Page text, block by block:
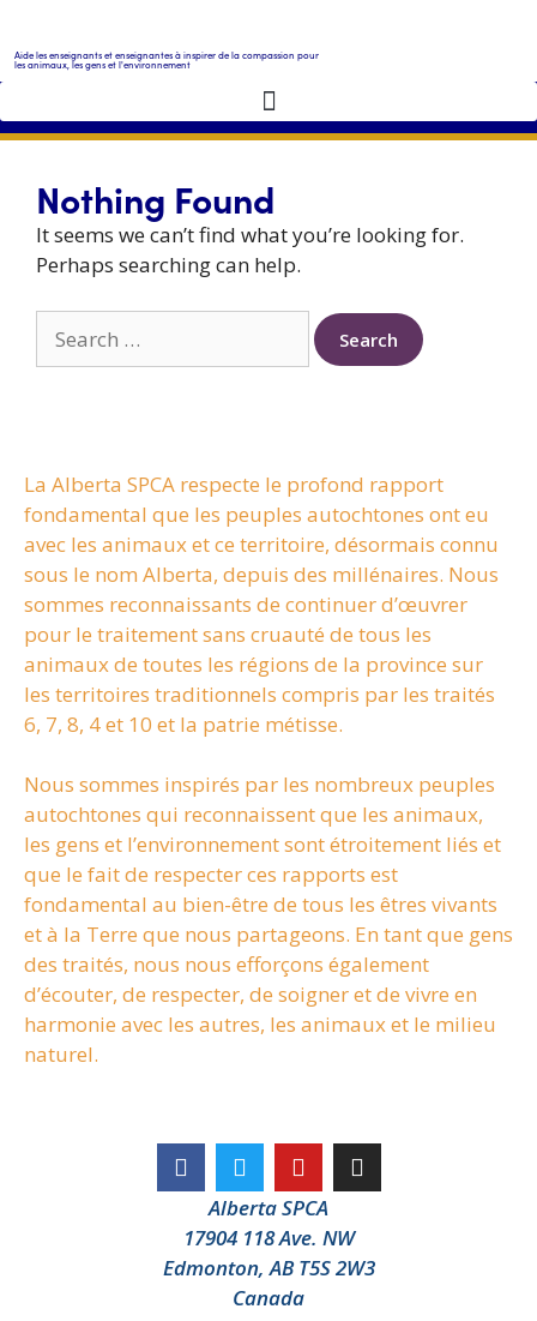
Aide les enseignants et enseignantes à inspirer de la compassion pour
les animaux, les gens et l'environnement
Nothing Found
It seems we can’t find what you’re looking for.
Perhaps searching can help.
La Alberta SPCA respecte le profond rapport
fondamental que les peuples autochtones ont eu
avec les animaux et ce territoire, désormais connu
sous le nom Alberta, depuis des millénaires. Nous
sommes reconnaissants de continuer d’œuvrer
pour le traitement sans cruauté de tous les
animaux de toutes les régions de la province sur
les territoires traditionnels compris par les traités
6, 7, 8, 4 et 10 et la patrie métisse.
Nous sommes inspirés par les nombreux peuples
autochtones qui reconnaissent que les animaux,
les gens et l’environnement sont étroitement liés et
que le fait de respecter ces rapports est
fondamental au bien-être de tous les êtres vivants
et à la Terre que nous partageons. En tant que gens
des traités, nous nous efforçons également
d’écouter, de respecter, de soigner et de vivre en
harmonie avec les autres, les animaux et le milieu
naturel.
Alberta SPCA
17904 118 Ave. NW
Edmonton, AB T5S 2W3
Canada